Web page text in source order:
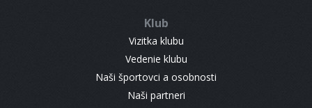
Klub
Vizitka klubu
Vedenie klubu
Naši športovci a osobnosti
Naši partneri
CONTACT